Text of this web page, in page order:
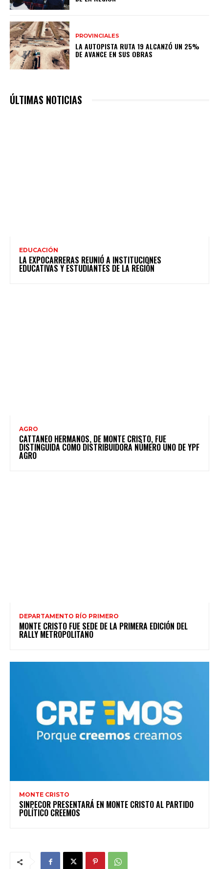
PROVINCIALES
LA AUTOPISTA RUTA 19 ALCANZÓ UN 25%
DE AVANCE EN SUS OBRAS
ÚLTIMAS NOTICIAS
EDUCACIÓN
LA EXPOCARRERAS REUNIÓ A INSTITUCIONES
EDUCATIVAS Y ESTUDIANTES DE LA REGIÓN
AGRO
CATTANEO HERMANOS, DE MONTE CRISTO, FUE
DISTINGUIDA COMO DISTRIBUIDORA NÚMERO UNO DE YPF
AGRO
DEPARTAMENTO RÍO PRIMERO
MONTE CRISTO FUE SEDE DE LA PRIMERA EDICIÓN DEL
RALLY METROPOLITANO
MONTE CRISTO
SINPECOR PRESENTARÁ EN MONTE CRISTO AL PARTIDO
POLÍTICO CREEMOS